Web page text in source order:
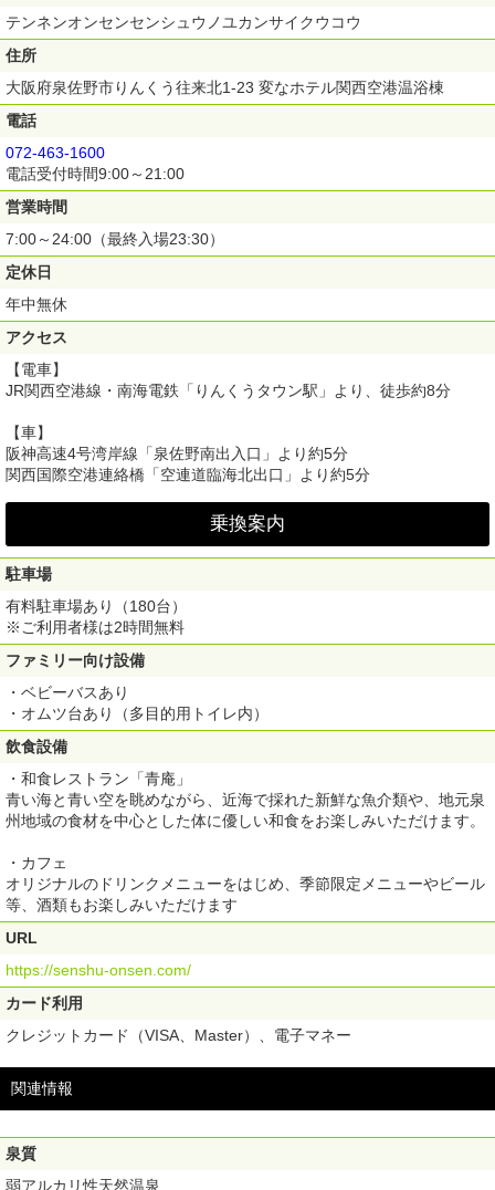
テンネンオンセンセンシュウノユカンサイクウコウ
住所
大阪府泉佐野市りんくう往来北1-23 変なホテル関西空港温浴棟
電話
072-463-1600
電話受付時間9:00～21:00
営業時間
7:00～24:00（最終入場23:30）
定休日
年中無休
アクセス
【電車】
JR関西空港線・南海電鉄「りんくうタウン駅」より、徒歩約8分
【車】
阪神高速4号湾岸線「泉佐野南出入口」より約5分
関西国際空港連絡橋「空連道臨海北出口」より約5分
乗換案内
駐車場
有料駐車場あり（180台）
※ご利用者様は2時間無料
ファミリー向け設備
・ベビーバスあり
・オムツ台あり（多目的用トイレ内）
飲食設備
・和食レストラン「青庵」
青い海と青い空を眺めながら、近海で採れた新鮮な魚介類や、地元泉
州地域の食材を中心とした体に優しい和食をお楽しみいただけます。
・カフェ
オリジナルのドリンクメニューをはじめ、季節限定メニューやビール
等、酒類もお楽しみいただけます
URL
https://senshu-onsen.com/
カード利用
クレジットカード（VISA、Master）、電子マネー
関連情報
泉質
弱アルカリ性天然温泉